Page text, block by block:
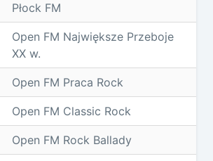
Płock FM
Open FM Największe Przeboje
XX w.
Open FM Praca Rock
Open FM Classic Rock
Open FM Rock Ballady